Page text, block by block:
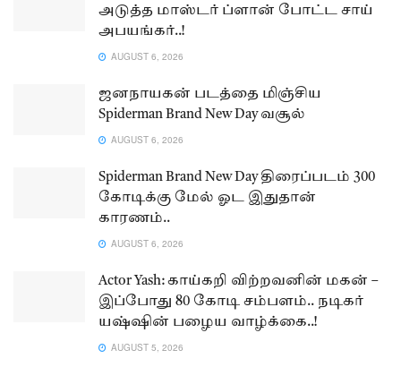
அடுத்த மாஸ்டர் ப்ளான் போட்ட சாய்
அபயங்கர்..!
AUGUST 6, 2026
ஜனநாயகன் படத்தை மிஞ்சிய
Spiderman Brand New Day வசூல்
AUGUST 6, 2026
Spiderman Brand New Day திரைப்படம் 300
கோடிக்கு மேல் ஓட இதுதான்
காரணம்..
AUGUST 6, 2026
Actor Yash: காய்கறி விற்றவனின் மகன் –
இப்போது 80 கோடி சம்பளம்.. நடிகர்
யஷ்ஷின் பழைய வாழ்க்கை..!
AUGUST 5, 2026